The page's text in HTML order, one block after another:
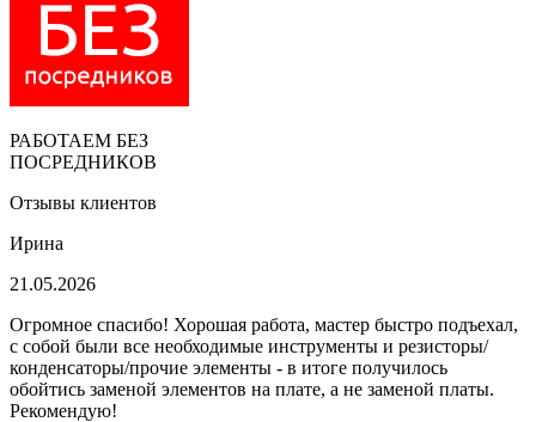
РАБОТАЕМ БЕЗ
ПОСРЕДНИКОВ
Отзывы клиентов
Ирина
21.05.2026
Огромное спасибо! Хорошая работа, мастер быстро подъехал,
с собой были все необходимые инструменты и резисторы/
конденсаторы/прочие элементы - в итоге получилось
обойтись заменой элементов на плате, а не заменой платы.
Рекомендую!